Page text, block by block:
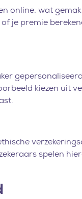
online, wat
je premie
kiezen uit
spelen